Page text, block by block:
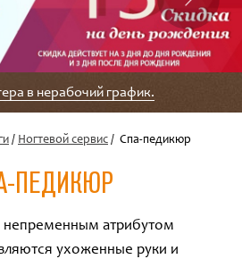
в нерабочий график.
/ Ногтевой сервис / Спа-педикюр
ПЕДИКЮР
атрибутом
ухоженные руки и